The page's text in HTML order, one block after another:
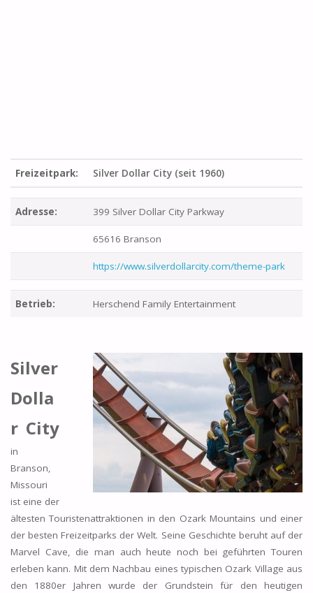
Freizeitpark: Silver Dollar City (seit 1960)
Adresse: 399 Silver Dollar City Parkway
65616 Branson
https://www.silverdollarcity.com/theme-park
Betrieb: Herschend Family Entertainment
Silver
Dolla
r City
in
Branson,
Missouri
ist eine der
ältesten Touristenattraktionen in den Ozark Mountains und einer
der besten Freizeitparks der Welt. Seine Geschichte beruht auf der
Marvel Cave, die man auch heute noch bei geführten Touren
erleben kann. Mit dem Nachbau eines typischen Ozark Village aus
den 1880er Jahren wurde der Grundstein für den heutigen